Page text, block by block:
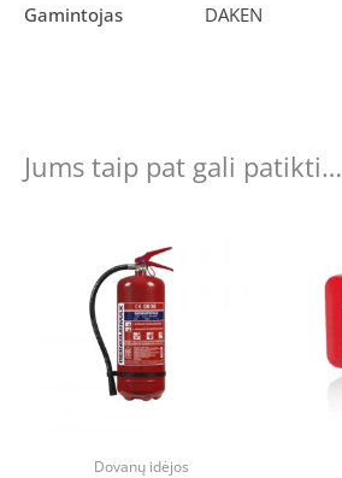
Gamintojas
DAKEN
Jums taip pat gali patikti…
Dovanų idėjos
was:
€39.00.